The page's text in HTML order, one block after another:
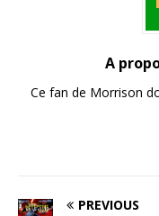
A
Ce fan de Morrison
PREVIOUS